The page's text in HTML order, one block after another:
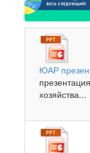
ЮАР
хозяйства...